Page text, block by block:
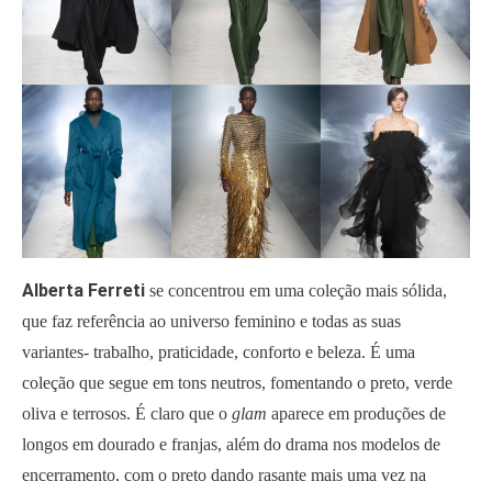
Alberta Ferreti se concentrou em uma coleção mais sólida,
que faz referência ao universo feminino e todas as suas
variantes- trabalho, praticidade, conforto e beleza. É uma
coleção que segue em tons neutros, fomentando o preto, verde
oliva e terrosos. É claro que o glam aparece em produções de
longos em dourado e franjas, além do drama nos modelos de
encerramento, com o preto dando rasante mais uma vez na